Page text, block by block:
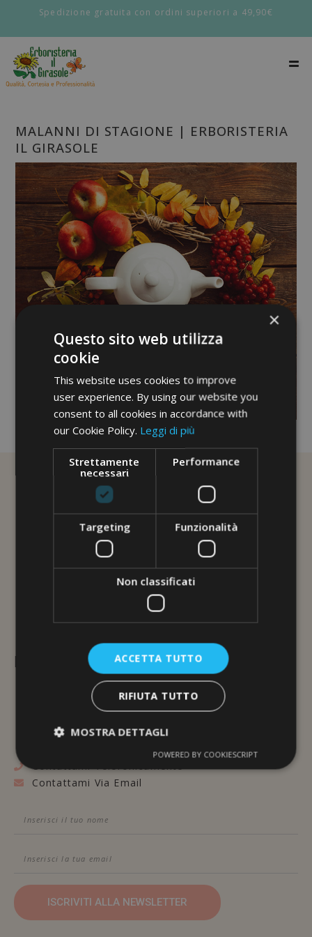
Spedizione gratuita con ordini superiori a 49,90€
MALANNI DI STAGIONE | ERBORISTERIA
IL GIRASOLE
No image description ...
L'ERBORISTERIA
Via Brunelleschi, 117
48100 Ravenna
Contattami Telefonicamente
Contattami Via Email
ISCRIVITI ALLA NEWSLETTER
×
Questo sito web utilizza
cookie
This website uses cookies to improve
user experience. By using our website you
consent to all cookies in accordance with
our Cookie Policy. Leggi di più
Strettamente
necessari
Performance
Targeting Funzionalità
Non classificati
ACCETTA TUTTO
RIFIUTA TUTTO
MOSTRA DETTAGLI
POWERED BY COOKIESCRIPT